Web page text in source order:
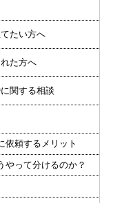
たい方へ
た方へ
関する相談
依頼するメリット
やって分けるのか？